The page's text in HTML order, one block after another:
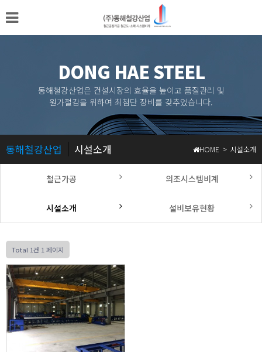
DONG HAE STEEL
동해철강산업은 건설시장의 효율을 높이고 품질관리 및
원가절감을 위하여 최첨단 장비를 갖추었습니다.
동해철강산업 시설소개 HOME > 시설소개
철근가공 의조시스템비계
시설소개 설비보유현황
Total 1건 1 페이지